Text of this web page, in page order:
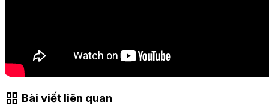
grid_view Bài viết liên quan